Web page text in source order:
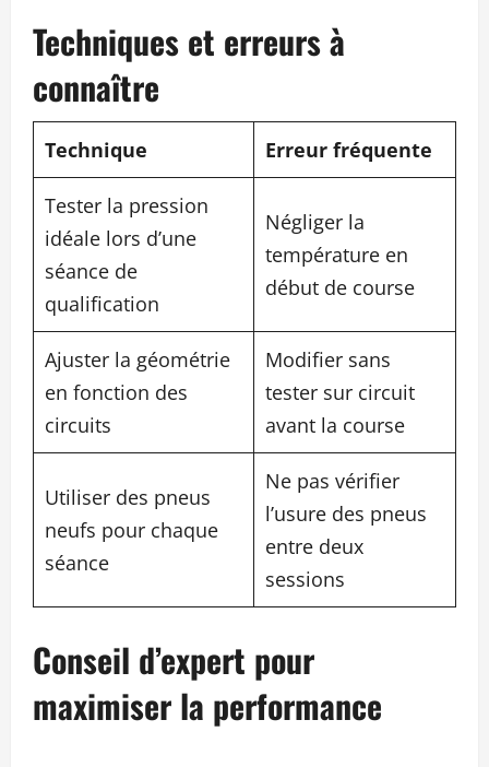
Techniques et erreurs à
connaître
Technique Erreur fréquente
Tester la pression
idéale lors d’une
séance de
qualification
Négliger la
température en
début de course
Ajuster la géométrie
en fonction des
circuits
Modifier sans
tester sur circuit
avant la course
Utiliser des pneus
neufs pour chaque
séance
Ne pas vérifier
l’usure des pneus
entre deux
sessions
Conseil d’expert pour
maximiser la performance